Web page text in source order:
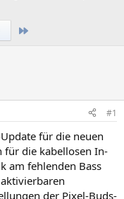
#1
für die neuen
für die kabellosen In-
am fehlenden Bass
der Pixel-Buds-